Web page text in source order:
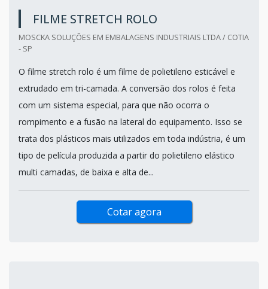
FILME STRETCH ROLO
MOSCKA SOLUÇÕES EM EMBALAGENS INDUSTRIAIS LTDA / COTIA
- SP
O filme stretch rolo é um filme de polietileno esticável e
extrudado em tri-camada. A conversão dos rolos é feita
com um sistema especial, para que não ocorra o
rompimento e a fusão na lateral do equipamento. Isso se
trata dos plásticos mais utilizados em toda indústria, é um
tipo de película produzida a partir do polietileno elástico
multi camadas, de baixa e alta de...
Cotar agora